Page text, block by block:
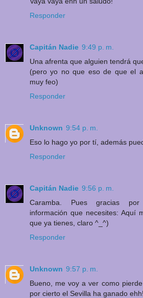
Responder
Capitán Nadie 9:49 p. m.
Una afrenta que alguien tendrá
(pero yo no que eso de que el
muy feo)
Responder
Unknown 9:54 p. m.
Eso lo hago yo por tí, además
Responder
Capitán Nadie 9:56 p. m.
Caramba. Pues gracias por
información que necesites: Aquí
que ya tienes, claro ^_^)
Responder
Unknown 9:57 p. m.
Bueno, me voy a ver como
por cierto el Sevilla ha ganado